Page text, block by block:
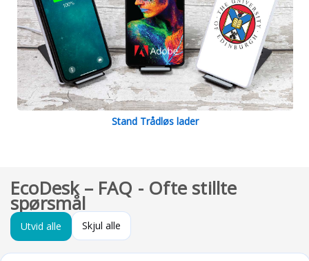
Stand Trådløs lader
EcoDesk – FAQ - Ofte stillte
spørsmål
Utvid alle Skjul alle